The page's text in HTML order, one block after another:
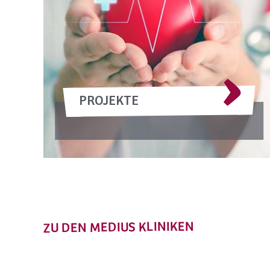
PROJEKTE
ZU DEN MEDIUS KLINIKEN